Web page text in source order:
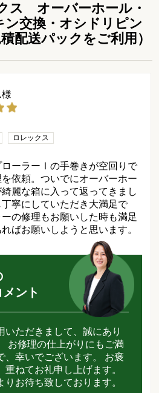
ス オーバーホール・
交換・オシドリピン
配送パックをご利用）
ロレックス
ローラーⅠの手巻きが空回りで
依頼。ついでにオーバーホー
麗な箱に入って返ってきまし
寧にしていただき大満足で
の修理もお願いした時も満足
ばお願いしようと思います。
ント
いただきまして、誠にあり
お修理の仕上がりにもご満
、幸いでございます。 お褒
ねてお礼申し上げます。
りお待ち致しております。